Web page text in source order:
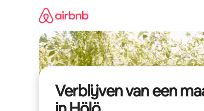
Verblijven van een